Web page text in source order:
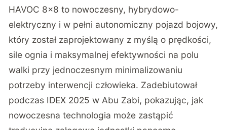
HAVOC 8×8 to nowoczesny, hybrydowo-
elektryczny i w pełni autonomiczny pojazd bojowy,
który został zaprojektowany z myślą o prędkości,
sile ognia i maksymalnej efektywności na polu
walki przy jednoczesnym minimalizowaniu
potrzeby interwencji człowieka. Zadebiutował
podczas IDEX 2025 w Abu Zabi, pokazując, jak
nowoczesna technologia może zastąpić